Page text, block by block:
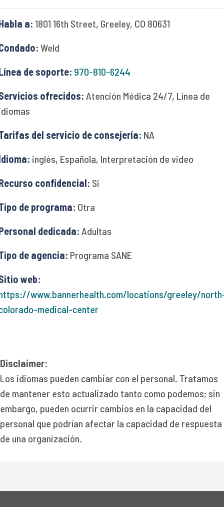
a: 1801 16th Street, Greeley, CO 80631
Weld
de soporte: 970-810-6244
ofrecidos: Atención Médica 24/7, Línea de
del servicio de consejería: NA
inglés, Española, Interpretación de video
confidencial: Si
de programa: Otra
dedicada: Adultas
de agencia: Programa SANE
web:
www.bannerhealth.com/locations/greeley/
medical-center
Disclaimer:
Los idiomas pueden cambiar con el personal. Tratamos
de mantener esto actualizado tanto como podemos; sin
embargo, pueden ocurrir cambios en la capacidad del
personal que podrían afectar la capacidad de respuesta
de una organización.